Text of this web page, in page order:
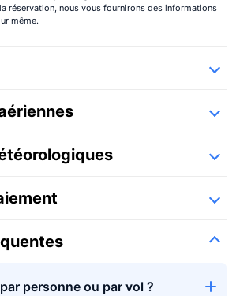
réservation, nous vous fournirons des informations
même.
personne ou par vol ?